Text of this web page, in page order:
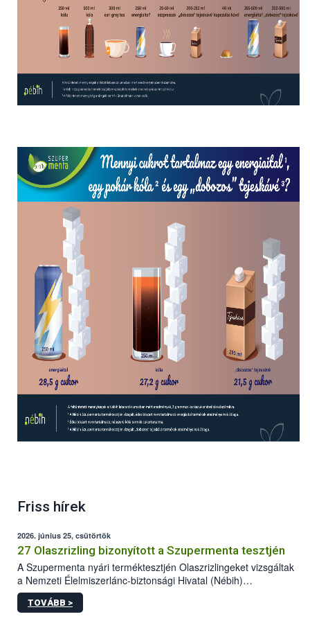
Friss hírek
2026. június 25, csütörtök
27 Olaszrizling bizonyított a Szupermenta tesztjén
A Szupermenta nyári terméktesztjén Olaszrizlingeket vizsgáltak
a Nemzeti Élelmiszerlánc-biztonsági Hivatal (Nébih)
szakemberei. Összesen 27 bor került „nagyító alá”, melyek az
élelmiszerbiztonsági és -minőségi vizsgálatok, valamint a
TOVÁBB >